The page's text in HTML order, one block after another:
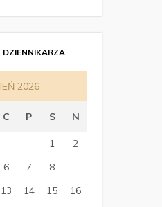
DZIENNIKARZA
2026
C P S N
1
2
6 7 8
13 14 15
16